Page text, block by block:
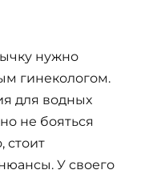
нужно
гинекологом.
для водных
не бояться
стоит
У своего